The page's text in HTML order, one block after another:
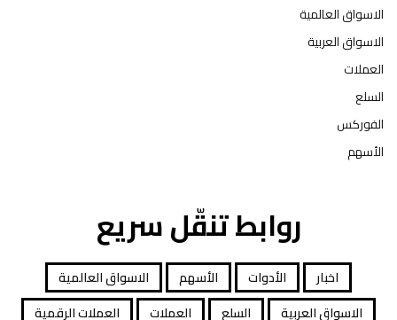
الاسواق العالمية
الاسواق العربية
العملات
السلع
الفوركس
الأسهم
روابط تنقّل سريع
اخبار الأدوات الأسهم
الاسواق العالمية
الاسواق العربية
السلع العملات العملات الرقمية